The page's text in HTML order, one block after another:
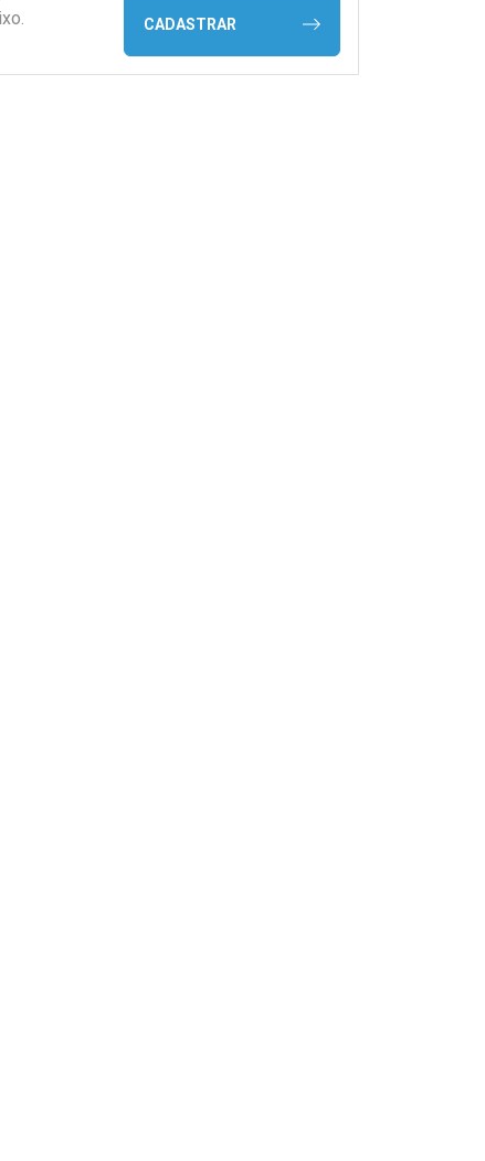
CADASTRAR